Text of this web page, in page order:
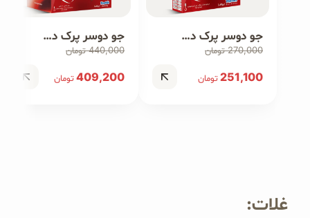
جو دوسر پرک درشت ۲۰۰ گرمی
270,000 تومان
251,100تومان
جو دوسر پرک درشت ۵۰۰ گرمی
440,000 تومان
409,200تومان
غلات: